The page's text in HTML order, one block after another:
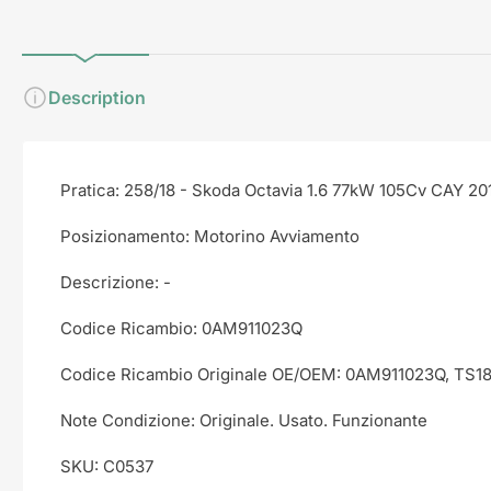
Description
Pratica: 258/18 - Skoda Octavia 1.6 77kW 105Cv CAY
Posizionamento: Motorino Avviamento
Descrizione: -
Codice Ricambio: 0AM911023Q
Codice Ricambio Originale OE/OEM: 0AM911023Q,
Note Condizione: Originale. Usato. Funzionante
SKU: C0537